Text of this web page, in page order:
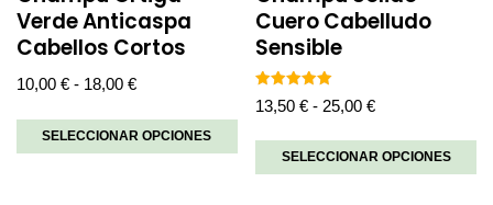
Verde Anticaspa
Cabellos Cortos
10,00 € - 18,00 €
SELECCIONAR OPCIONES
Cuero Cabelludo
Sensible
Valorado
con
de 5
13,50€ - 25,00€
SELECCIONAR OPCIONES